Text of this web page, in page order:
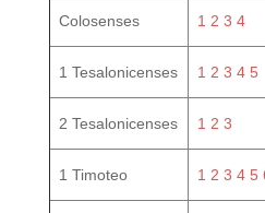
Colosenses 1 2 3 4
1 Tesalonicenses 1 2 3 4 5
2 Tesalonicenses 1 2 3
1 Timoteo 1 2 3 4 5